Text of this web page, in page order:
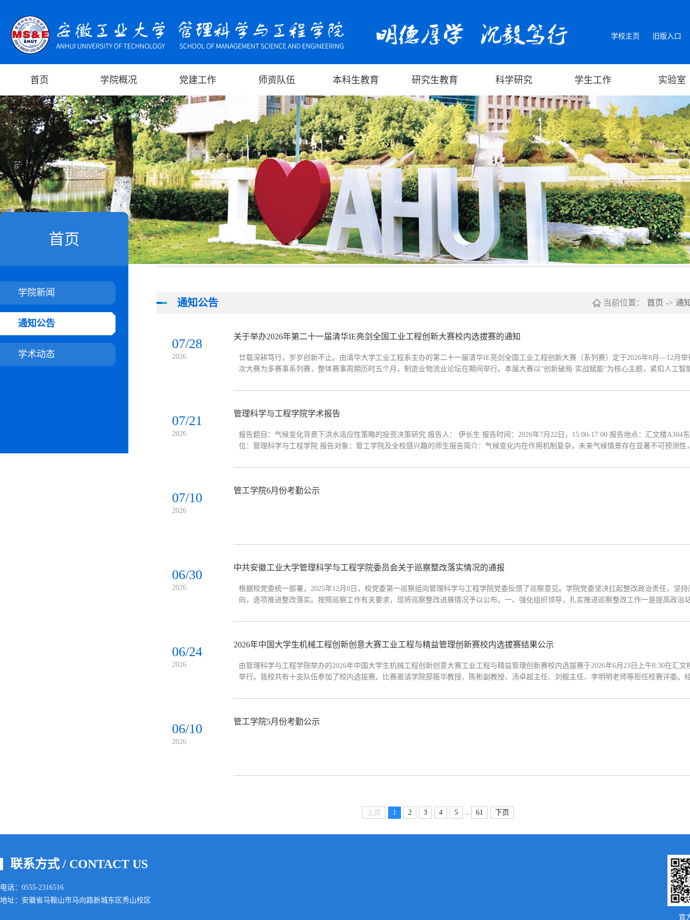
旧版入口
学校主页
首页 学院概况 党建工作 师资队伍 本科生教育 研究生教育 科学研究 学生工作 实验室
首页
学院新闻
通知公告
学术动态
通知公告 当前位置： 首页 -> 通
07/28
2026
关于举办2026年第二十一届清华IE亮剑全国工业工程创新大赛校内选拔赛的通知
廿载深耕笃行，岁岁创新不止。由清华大学工业工程系主办的第二十一届清华IE亮剑全国工业工程创新大赛（系列赛）定于2026年8月—12月举
次大赛为多赛事系列赛，整体赛事周期历时五个月，制造业物流业论坛在期间举行。本届大赛以“创新破局·实战赋能”为核心主题，紧扣人工智
程...
07/21
2026
管理科学与工程学院学术报告
报告题目：气候变化背景下洪水适应性策略的投资决策研究 报告人： 伊长生 报告时间：2026年7月22日，15:00-17:00 报告地点：汇文楼A304
位：管理科学与工程学院 报告对象：管工学院及全校感兴趣的师生报告简介：气候变化内在作用机制复杂，未来气候情景存在显著不可预测性
07/10
2026
管工学院6月份考勤公示
06/30
2026
中共安徽工业大学管理科学与工程学院委员会关于巡察整改落实情况的通报
根据校党委统一部署，2025年12月8日，校党委第一巡察组向管理科学与工程学院党委反馈了巡察意见。学院党委坚决扛起整改政治责任，坚持
向，逐项推进整改落实。按照巡察工作有关要求，现将巡察整改进展情况予以公布。一、强化组织领导，扎实推进巡察整改工作一是提高政治
巡...
06/24
2026
2026年中国大学生机械工程创新创意大赛工业工程与精益管理创新赛校内选拔赛结果公示
由管理科学与工程学院举办的2026年中国大学生机械工程创新创意大赛工业工程与精益管理创新赛校内选拔赛于2026年6月23日上午8:30在汇文
举行。我校共有十支队伍参加了校内选拔赛。比赛邀请学院郜振华教授、陈彬副教授、汤卓超主任、刘舰主任、李明明老师等担任校赛评委。
06/10
2026
管工学院5月份考勤公示
上页 1 2 3 4 5 ... 61 下页
联系方式 / CONTACT US
电话：0555-2316516
地址：安徽省马鞍山市马向路新城东区秀山校区
官